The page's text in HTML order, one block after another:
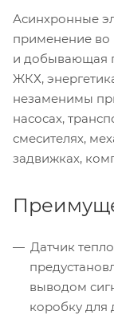
Асинхронные
применение во
и добывающая
ЖКХ,
незаменимы
насосах,
смесителях,
задвижках,
Датчик
выводом
коробку для